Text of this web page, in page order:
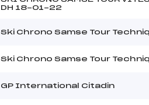
DH 18-01-22
Ski Chrono Samse Tour
Ski Chrono Samse Tour
GP International Citadin